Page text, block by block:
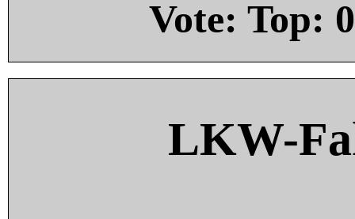
Vote: Top: 0
LKW-